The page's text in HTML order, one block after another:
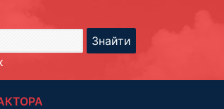
Знайти